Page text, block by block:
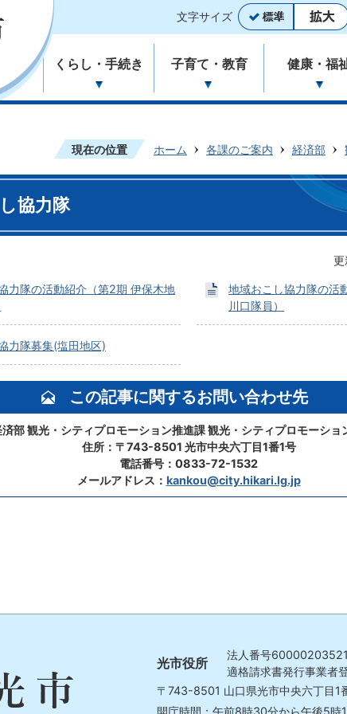
文字サイズ
くらし・手続き 子育て・教育 健康・福
現在の位置 ホーム 各課のご案内 経済部
協力隊
力隊の活動紹介（第2期 伊保木地
地域おこし協力隊の活
川口隊員）
力隊募集(塩田地区)
この記事に関するお問い合わせ先
済部 観光・シティプロモーション推進課 観光・シティプロモーショ
住所：〒743-8501 光市中央六丁目1番1号
電話番号：0833-72-1532
メールアドレス： kankou@city.hikari.lg.jp
光市役所
法人番号
適格請求書発行事業者
〒743-8501 山口県光市中央六丁目1
開庁時間：午前8時30分から午後5時